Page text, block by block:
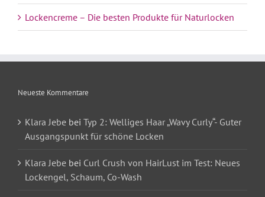
Lockencreme – Die besten Produkte für Naturlocken
Neueste Kommentare
Klara Jebe bei Typ 2: Welliges Haar „Wavy Curly“- Guter
Ausgangspunkt für schöne Locken
Klara Jebe bei Curl Crush von HairLust im Test: Neues
Lockengel, Schaum, Co-Wash